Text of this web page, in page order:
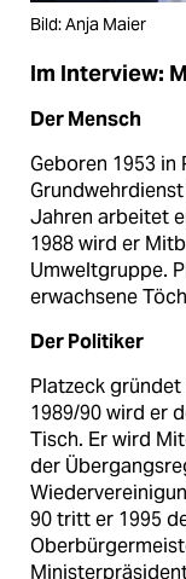
Bild: Anja Maier
Im Interview:
Der Mensch
Geboren 1953
Jahren arbeitet
1988 wird er
Umweltgruppe.
erwachsene
Der Politiker
Platzeck
1989/90 wird er
Tisch. Er wird
der
90 tritt er 1995